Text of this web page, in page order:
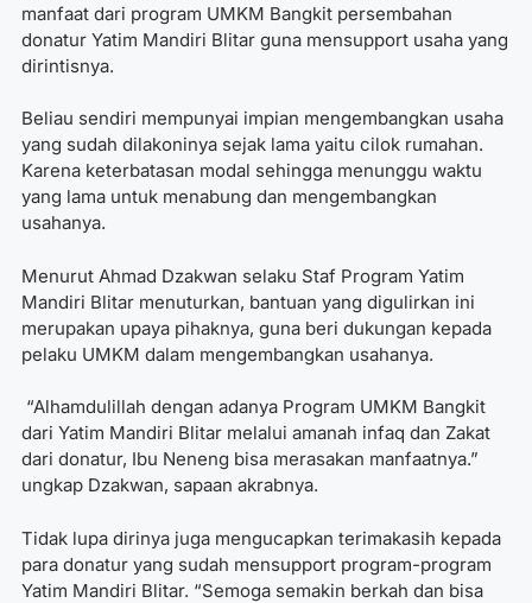
manfaat dari program UMKM Bangkit persembahan
donatur Yatim Mandiri Blitar guna mensupport usaha yang
dirintisnya.
Beliau sendiri mempunyai impian mengembangkan usaha
yang sudah dilakoninya sejak lama yaitu cilok rumahan.
Karena keterbatasan modal sehingga menunggu waktu
yang lama untuk menabung dan mengembangkan
usahanya.
Menurut Ahmad Dzakwan selaku Staf Program Yatim
Mandiri Blitar menuturkan, bantuan yang digulirkan ini
merupakan upaya pihaknya, guna beri dukungan kepada
pelaku UMKM dalam mengembangkan usahanya.
“Alhamdulillah dengan adanya Program UMKM Bangkit
dari Yatim Mandiri Blitar melalui amanah infaq dan Zakat
dari donatur, Ibu Neneng bisa merasakan manfaatnya.”
ungkap Dzakwan, sapaan akrabnya.
Tidak lupa dirinya juga mengucapkan terimakasih kepada
para donatur yang sudah mensupport program-program
Yatim Mandiri Blitar. “Semoga semakin berkah dan bisa